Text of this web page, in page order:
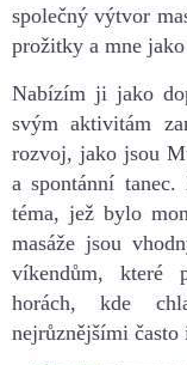
společný výtvor
prožitky a mne
Nabízím ji jako
svým aktivitám
rozvoj, jako jsou
a spontánní
téma, jež bylo
masáže jsou
víkendům, které
horách, kde
nejrůznějšími